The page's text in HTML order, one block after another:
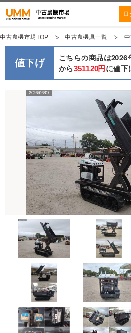
ロ
中古農機市場TOP 中古農機具一覧
値下げ こちらの商品は2026
から351120円 に値下